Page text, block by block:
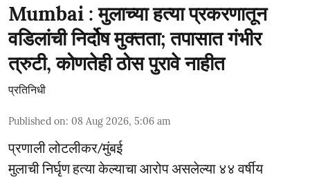
Mumbai : मुलाच्या हत्या प्रकरणातून
वडिलांची निर्दोष मुक्तता; तपासात गंभीर
त्रुटी, कोणतेही ठोस पुरावे नाहीत
प्रतिनिधी
Published on: 08 Aug 2026, 5:06 am
प्रणाली लोटलीकर/मुंबई
मुलाची निर्घृण हत्या केल्याचा आरोप असलेल्या ४४ वर्षीय